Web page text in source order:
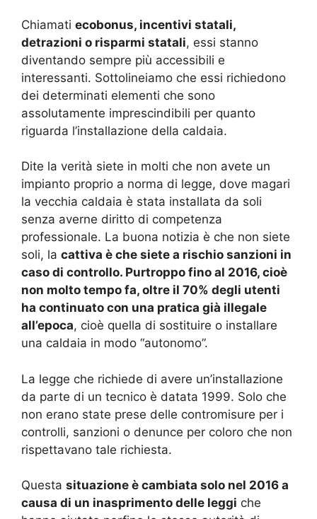
Chiamati ecobonus, incentivi statali,
detrazioni o risparmi statali, essi stanno
diventando sempre più accessibili e
interessanti. Sottolineiamo che essi richiedono
dei determinati elementi che sono
assolutamente imprescindibili per quanto
riguarda l’installazione della caldaia.
Dite la verità siete in molti che non avete un
impianto proprio a norma di legge, dove magari
la vecchia caldaia è stata installata da soli
senza averne diritto di competenza
professionale. La buona notizia è che non siete
soli, la cattiva è che siete a rischio sanzioni in
caso di controllo. Purtroppo fino al 2016, cioè
non molto tempo fa, oltre il 70% degli utenti
ha continuato con una pratica già illegale
all’epoca, cioè quella di sostituire o installare
una caldaia in modo “autonomo”.
La legge che richiede di avere un’installazione
da parte di un tecnico è datata 1999. Solo che
non erano state prese delle contromisure per i
controlli, sanzioni o denunce per coloro che non
rispettavano tale richiesta.
Questa situazione è cambiata solo nel 2016 a
causa di un inasprimento delle leggi che